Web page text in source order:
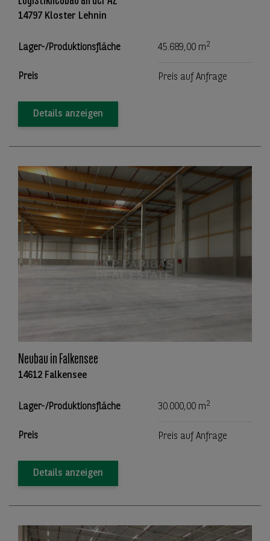
14797 Kloster Lehnin
Lager-/Produktionsfläche 45.689,00 m2
Preis Preis auf Anfrage
Details anzeigen
Neubau in Falkensee
14612 Falkensee
Lager-/Produktionsfläche 30.000,00 m2
Preis Preis auf Anfrage
Details anzeigen